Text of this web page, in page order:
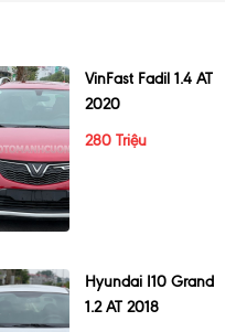
VinFast Fadil 1.4 AT
2020
280 Triệu
Hyundai I10 Grand
1.2 AT 2018